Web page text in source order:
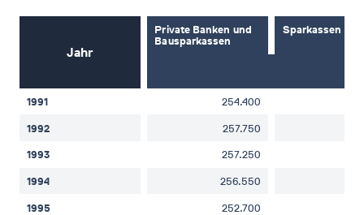
Jahr
Private Banken und
Bausparkassen
Sparkassen
1991 254.400
1992 257.750
1993 257.250
1994 256.550
1995 252.700